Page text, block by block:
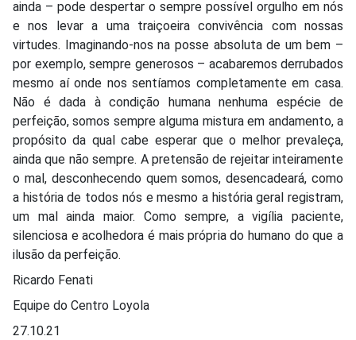
ainda – pode despertar o sempre possível orgulho em nós
e nos levar a uma traiçoeira convivência com nossas
virtudes. Imaginando-nos na posse absoluta de um bem –
por exemplo, sempre generosos – acabaremos derrubados
mesmo aí onde nos sentíamos completamente em casa.
Não é dada à condição humana nenhuma espécie de
perfeição, somos sempre alguma mistura em andamento, a
propósito da qual cabe esperar que o melhor prevaleça,
ainda que não sempre. A pretensão de rejeitar inteiramente
o mal, desconhecendo quem somos, desencadeará, como
a história de todos nós e mesmo a história geral registram,
um mal ainda maior. Como sempre, a vigília paciente,
silenciosa e acolhedora é mais própria do humano do que a
ilusão da perfeição.
Ricardo Fenati
Equipe do Centro Loyola
27.10.21